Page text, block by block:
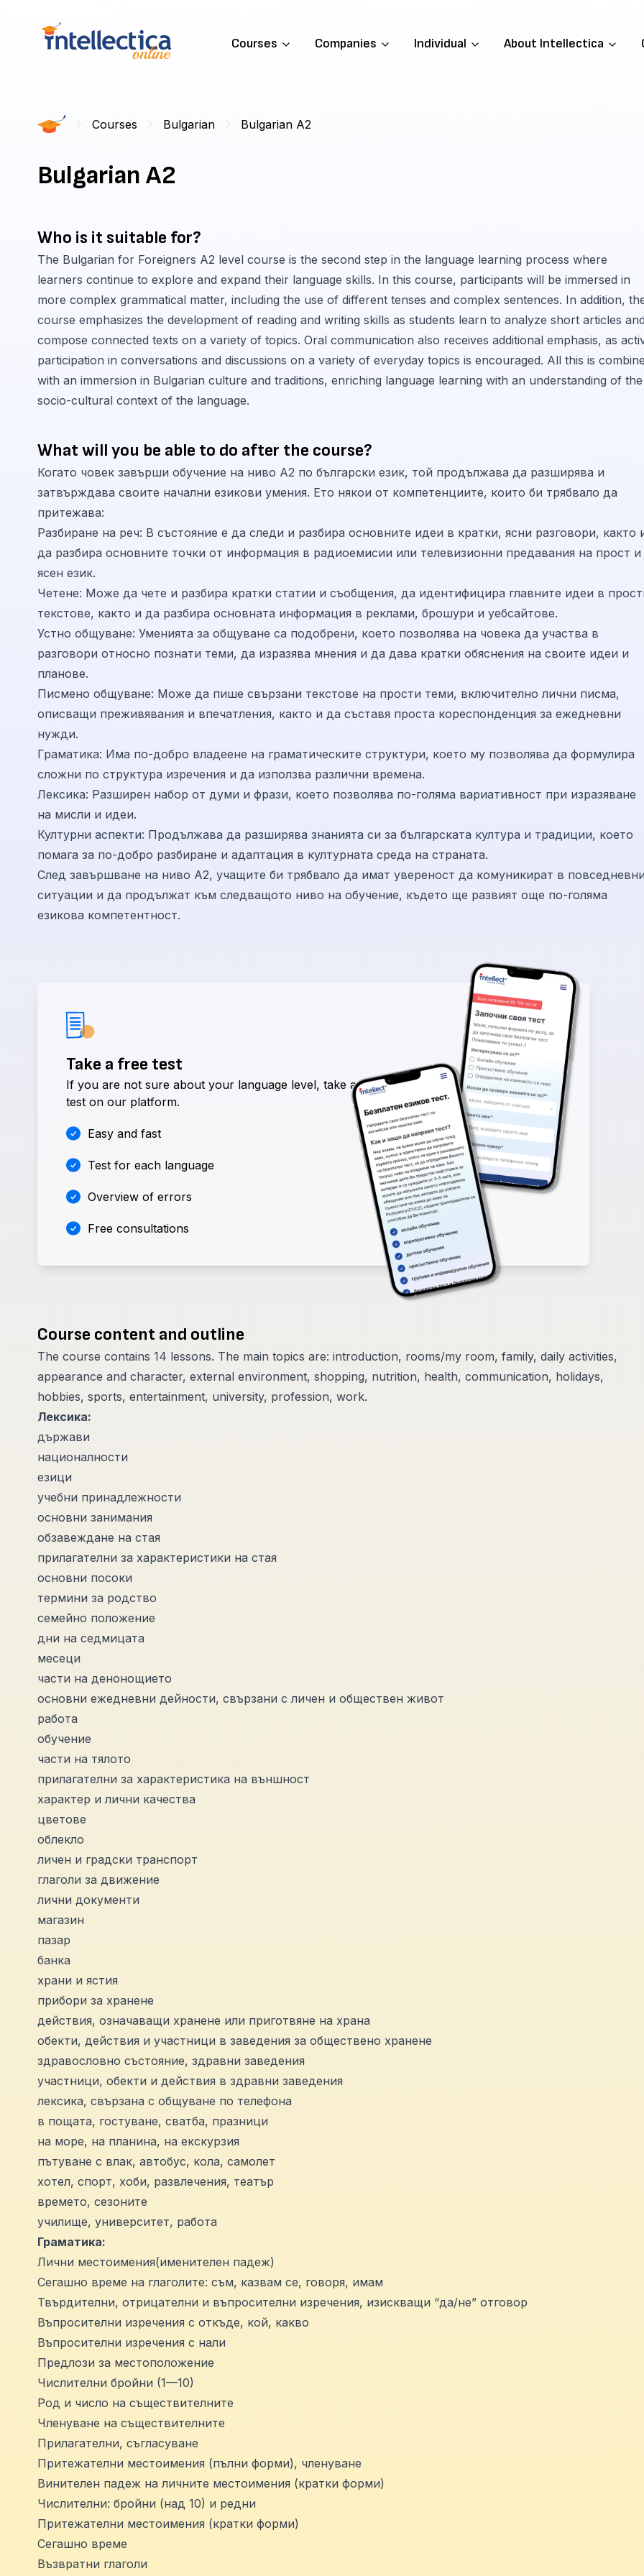
Courses Companies Individual About Intellectica
Courses Bulgarian Bulgarian A2
Bulgarian A2
Who is it suitable for?
The Bulgarian for Foreigners A2 level course is the second step in the language learning process where
learners continue to explore and expand their language skills. In this course, participants will be immersed in
more complex grammatical matter, including the use of different tenses and complex sentences. In addition,
course emphasizes the development of reading and writing skills as students learn to analyze short articles
compose connected texts on a variety of topics. Oral communication also receives additional emphasis, as
participation in conversations and discussions on a variety of everyday topics is encouraged. All this is
with an immersion in Bulgarian culture and traditions, enriching language learning with an understanding of the
socio-cultural context of the language.
What will you be able to do after the course?
Когато човек завърши обучение на ниво А2 по български език, той продължава да разширява и
затвърждава своите начални езикови умения. Ето някои от компетенциите, които би трябвало да
притежава:
Разбиране на реч: В състояние е да следи и разбира основните идеи в кратки, ясни разговори, както
да разбира основните точки от информация в радиоемисии или телевизионни предавания на прост и
ясен език.
Четене: Може да чете и разбира кратки статии и съобщения, да идентифицира главните идеи в
текстове, както и да разбира основната информация в реклами, брошури и уебсайтове.
Устно общуване: Уменията за общуване са подобрени, което позволява на човека да участва в
разговори относно познати теми, да изразява мнения и да дава кратки обяснения на своите идеи и
планове.
Писмено общуване: Може да пише свързани текстове на прости теми, включително лични писма,
описващи преживявания и впечатления, както и да съставя проста кореспонденция за ежедневни
нужди.
Граматика: Има по-добро владеене на граматическите структури, което му позволява да формулира
сложни по структура изречения и да използва различни времена.
Лексика: Разширен набор от думи и фрази, което позволява по-голяма вариативност при изразяване
на мисли и идеи.
Културни аспекти: Продължава да разширява знанията си за българската култура и традиции, което
помага за по-добро разбиране и адаптация в културната среда на страната.
След завършване на ниво А2, учащите би трябвало да имат увереност да комуникират в
ситуации и да продължат към следващото ниво на обучение, където ще развият още по-голяма
езикова компетентност.
Take a free test
If you are not sure about your language level, take a free
test on our platform.
Easy and fast
Test for each language
Overview of errors
Free consultations
Course content and outline
The course contains 14 lessons. The main topics are: introduction, rooms/my room, family, daily activities,
appearance and character, external environment, shopping, nutrition, health, communication, holidays,
hobbies, sports, entertainment, university, profession, work.
Лексика:
държави
националности
езици
учебни принадлежности
основни занимания
обзавеждане на стая
прилагателни за характеристики на стая
основни посоки
термини за родство
семейно положение
дни на седмицата
месеци
части на денонощието
основни ежедневни дейности, свързани с личен и обществен живот
работа
обучение
части на тялото
прилагателни за характеристика на външност
характер и лични качества
цветове
облекло
личен и градски транспорт
глаголи за движение
лични документи
магазин
пазар
банка
храни и ястия
прибори за хранене
действия, означаващи хранене или приготвяне на храна
обекти, действия и участници в заведения за обществено хранене
здравословно състояние, здравни заведения
участници, обекти и действия в здравни заведения
лексика, свързана с общуване по телефона
в пощата, гостуване, сватба, празници
на море, на планина, на екскурзия
пътуване с влак, автобус, кола, самолет
хотел, спорт, хоби, развлечения, театър
времето, сезоните
училище, университет, работа
Граматика:
Лични местоимения(именителен падеж)
Сегашно време на глаголите: съм, казвам се, говоря, имам
Твърдителни, отрицателни и въпросителни изречения, изискващи “да/не” отговор
Въпросителни изречения с откъде, кой, какво
Въпросителни изречения с нали
Предлози за местоположение
Числителни бройни (1—10)
Род и число на съществителните
Членуване на съществителните
Прилагателни, съгласуване
Притежателни местоимения (пълни форми), членуване
Винителен падеж на личните местоимения (кратки форми)
Числителни: бройни (над 10) и редни
Притежателни местоимения (кратки форми)
Сегашно време
Възвратни глаголи